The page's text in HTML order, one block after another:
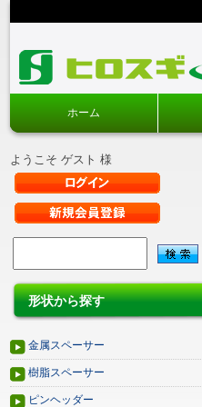
ホーム
ようこそ ゲスト 様
形状から探す
金属スペーサー
樹脂スペーサー
ピンヘッダー